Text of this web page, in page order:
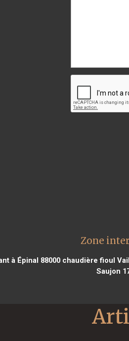
Zone
à Épinal 88000 chaudière fioul
Saujon